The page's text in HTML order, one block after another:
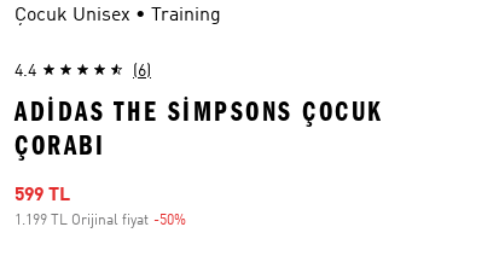
Çocuk Unisex • Training
4.4 (6)
ADIDAS THE SIMPSONS ÇOCUK
ÇORABI
İndirimli fiyat
599 TL
1.199 TL Orijinal fiyat -50%